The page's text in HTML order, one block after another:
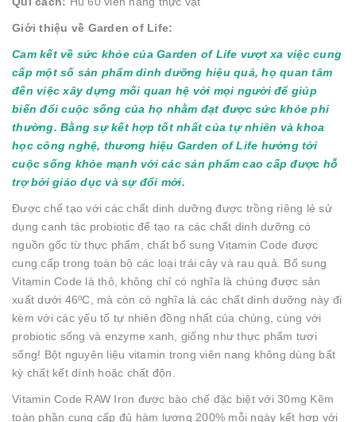
Giới thiệu về Garden of Life:
Cam kết về sức khỏe của Garden of Life vượt xa việc cung
cấp một số sản phẩm dinh dưỡng hiệu quả, họ quan tâm
đến việc xây dựng mối quan hệ với mọi người để giúp
biến đổi cuộc sống của họ nhằm đạt được sức khỏe phi
thường. Bằng sự kết hợp tốt nhất của tự nhiên và khoa
học công nghệ, thương hiệu Garden of Life hướng tới
cuộc sống khỏe mạnh với các sản phẩm cao cấp được hỗ
trợ bởi giáo dục và sự đổi mới.
Được chế tạo với các chất dinh dưỡng được trồng riêng lẻ sử
dụng canh tác probiotic để tạo ra các chất dinh dưỡng có
nguồn gốc từ thực phẩm, chất bổ sung Vitamin Code được
cung cấp trong toàn bộ các loại trái cây và rau quả. Bổ sung
Vitamin Code là thô, không chỉ có nghĩa là chúng được sản
xuất dưới 46ºC, mà còn có nghĩa là các chất dinh dưỡng này đi
kèm với các yếu tố tự nhiên đồng nhất của chúng, cùng với
probiotic sống và enzyme xanh, giống như thực phẩm tươi
sống! Bột nguyên liệu vitamin trong viên nang không dùng bất
kỳ chất kết dính hoặc chất độn.
Vitamin Code RAW Iron được bào chế đặc biệt với 30mg Kẽm
toàn phần cung cấp đủ hàm lượng 200% mỗi ngày kết hợp với